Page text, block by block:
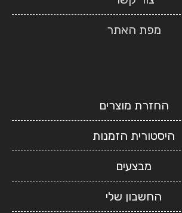
מפת האתר
החזרת מוצרים
היסטורית הזמנות
מבצעים
החשבון שלי